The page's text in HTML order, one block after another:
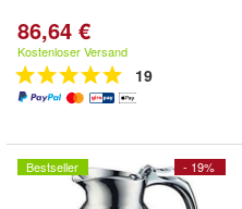
86,64 €
Kostenloser Versand
19
- 19%
Bestseller